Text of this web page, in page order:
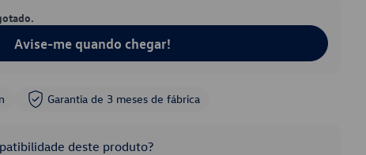
Avise-me quando chegar!
Garantia de 3 meses de fábrica
deste produto?